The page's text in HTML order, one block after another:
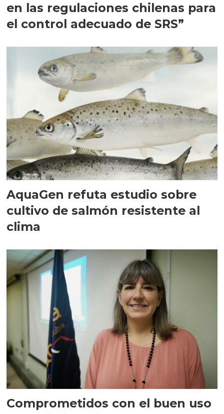
en las regulaciones chilenas para
el control adecuado de SRS”
AquaGen refuta estudio sobre
cultivo de salmón resistente al
clima
Comprometidos con el buen uso